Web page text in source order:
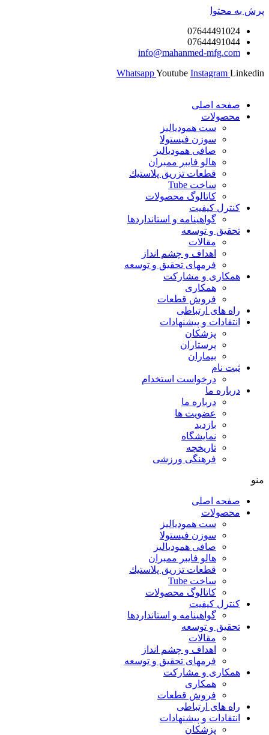
پرش به محتوا
07644491024
07644491044
info@mahanmed-mfg.com
WhatsappYoutube Instagram Linkedin
صفحه اصلی
محصولات
ست همودیالیز
سوزن فیستولا
صافی همودیالیز
هالو فایبر ممبران
قطعات تزريق پلاستيك
ساخت Tube
کاتالوگ محصولات
کنترل کیفیت
گواهينامه و استانداردها
تحقيق و توسعه
مقالات
اهداف و چشم انداز
فرمهای تحقیق و توسعه
همکاری و مشارکت
همکاری
فروش قطعات
راه های ارتباطی
انتقادات و پيشنهادات
پزشكان
پرستاران
بيماران
ثبت نام
درخواست استخدام
درباره ما
درباره ما
عضویت ها
بازدید
نمایشگاه
تاريخچه
فرهنگی ورزشی
منو
صفحه اصلی
محصولات
ست همودیالیز
سوزن فیستولا
صافی همودیالیز
هالو فایبر ممبران
قطعات تزريق پلاستيك
ساخت Tube
کاتالوگ محصولات
کنترل کیفیت
گواهينامه و استانداردها
تحقيق و توسعه
مقالات
اهداف و چشم انداز
فرمهای تحقیق و توسعه
همکاری و مشارکت
همکاری
فروش قطعات
راه های ارتباطی
انتقادات و پيشنهادات
پزشكان